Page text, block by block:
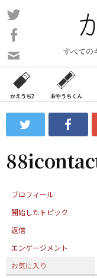
コ
ン
ン
ツ
ス
ッ
すべての
い
合
わ
フ
ォ
ム
かえうち2 おやうちくん
プロフィール
開始したトピック
返信
エンゲージメント
お気に入り